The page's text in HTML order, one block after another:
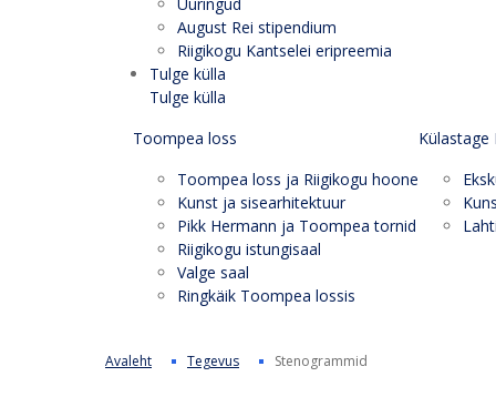
August Rei stipendium
Riigikogu Kantselei eripreemia
Tulge külla
Tulge külla
Toompea loss
Toompea loss ja Riigikogu hoone
Kunst ja sisearhitektuur
Pikk Hermann ja Toompea tornid
Riigikogu istungisaal
Valge saal
Ringkäik Toompea lossis
Külastage
Avaleht Tegevus Stenogrammid